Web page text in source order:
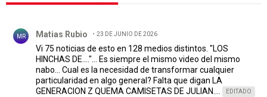
MR Matias Rubio 23 DE JUNIO DE 2026
Vi 75 noticias de esto en 128 medios distintos. "LOS
HINCHAS DE...."... Es siempre el mismo video del mismo
nabo... Cual es la necesidad de transformar cualquier
particularidad en algo general? Falta que digan LA
GENERACION Z QUEMA CAMISETAS DE JULIAN....
EDITADO